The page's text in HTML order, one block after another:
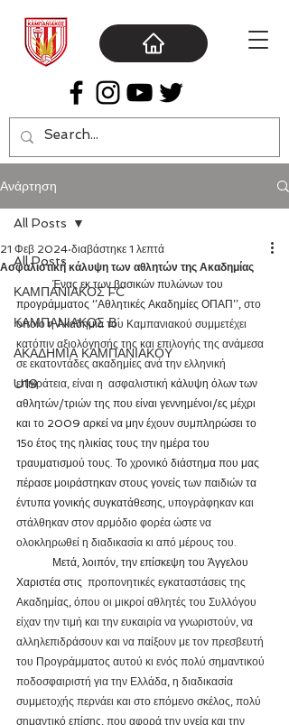
Ανάρτηση
All Posts
ΚΑΜΠΑΝΙΑΚΟΣ FC
ΚΑΜΠΑΝΙΑΚΟΣ Β΄
ΑΚΑΔΗΜΙΑ ΚΑΜΠΑΝΙΑΚΟΥ
U19
All Posts
Ασφαλιστική κάλυψη των αθλητών της Ακαδημίας
21 Φεβ 2024 διαβάστηκε 1 λεπτά
Ένας εκ των βασικών πυλώνων του
προγράμματος ‘’Αθλητικές Ακαδημίες ΟΠΑΠ’’, στο
οποίο η Ακαδημία του Καμπανιακού συμμετέχει
κατόπιν αξιολόγησής της και επιλογής της ανάμεσα
σε εκατοντάδες ακαδημίες ανά την ελληνική
επικράτεια, είναι η  ασφαλιστική κάλυψη όλων των
αθλητών/τριών της που είναι γεννημένοι/ες μέχρι
και το 2009 αρκεί να μην έχουν συμπληρώσει το
15ο έτος της ηλικίας τους την ημέρα του
τραυματισμού τους. Το χρονικό διάστημα που μας
πέρασε μοιράστηκαν στους γονείς των παιδιών τα
έντυπα γονικής συγκατάθεσης, υπογράφηκαν και
στάλθηκαν στον αρμόδιο φορέα ώστε να
ολοκληρωθεί η διαδικασία κι από μέρους του.
Μετά, λοιπόν, την επίσκεψη του Άγγελου
Χαριστέα στις προπονητικές εγκαταστάσεις της
Ακαδημίας, όπου οι μικροί αθλητές του Συλλόγου
είχαν την τιμή και την ευκαιρία να γνωριστούν, να
αλληλεπιδράσουν και να παίξουν με τον πρεσβευτή
του Προγράμματος αυτού κι ενός πολύ σημαντικού
ποδοσφαιριστή για την Ελλάδα, η διαδικασία
συμμετοχής περνάει και στο επόμενο σκέλος, πολύ
σημαντικό επίσης, που αφορά την υγεία και την